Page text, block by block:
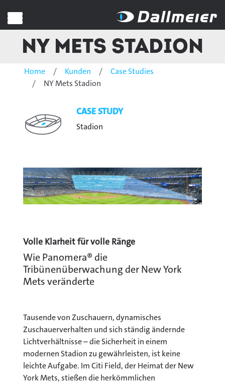
NY Mets Stadion
Home Kunden
Case Studies
NY Mets Stadion
CASE STUDY
Stadion
Volle Klarheit für volle Ränge
Wie Panomera® die
Tribünenüberwachung der New York
Mets veränderte
Tausende von Zuschauern, dynamisches
Zuschauerverhalten und sich ständig ändernde
Lichtverhältnisse – die Sicherheit in einem
modernen Stadion zu gewährleisten, ist keine
leichte Aufgabe. Im Citi Field, der Heimat der New
York Mets, stießen die herkömmlichen